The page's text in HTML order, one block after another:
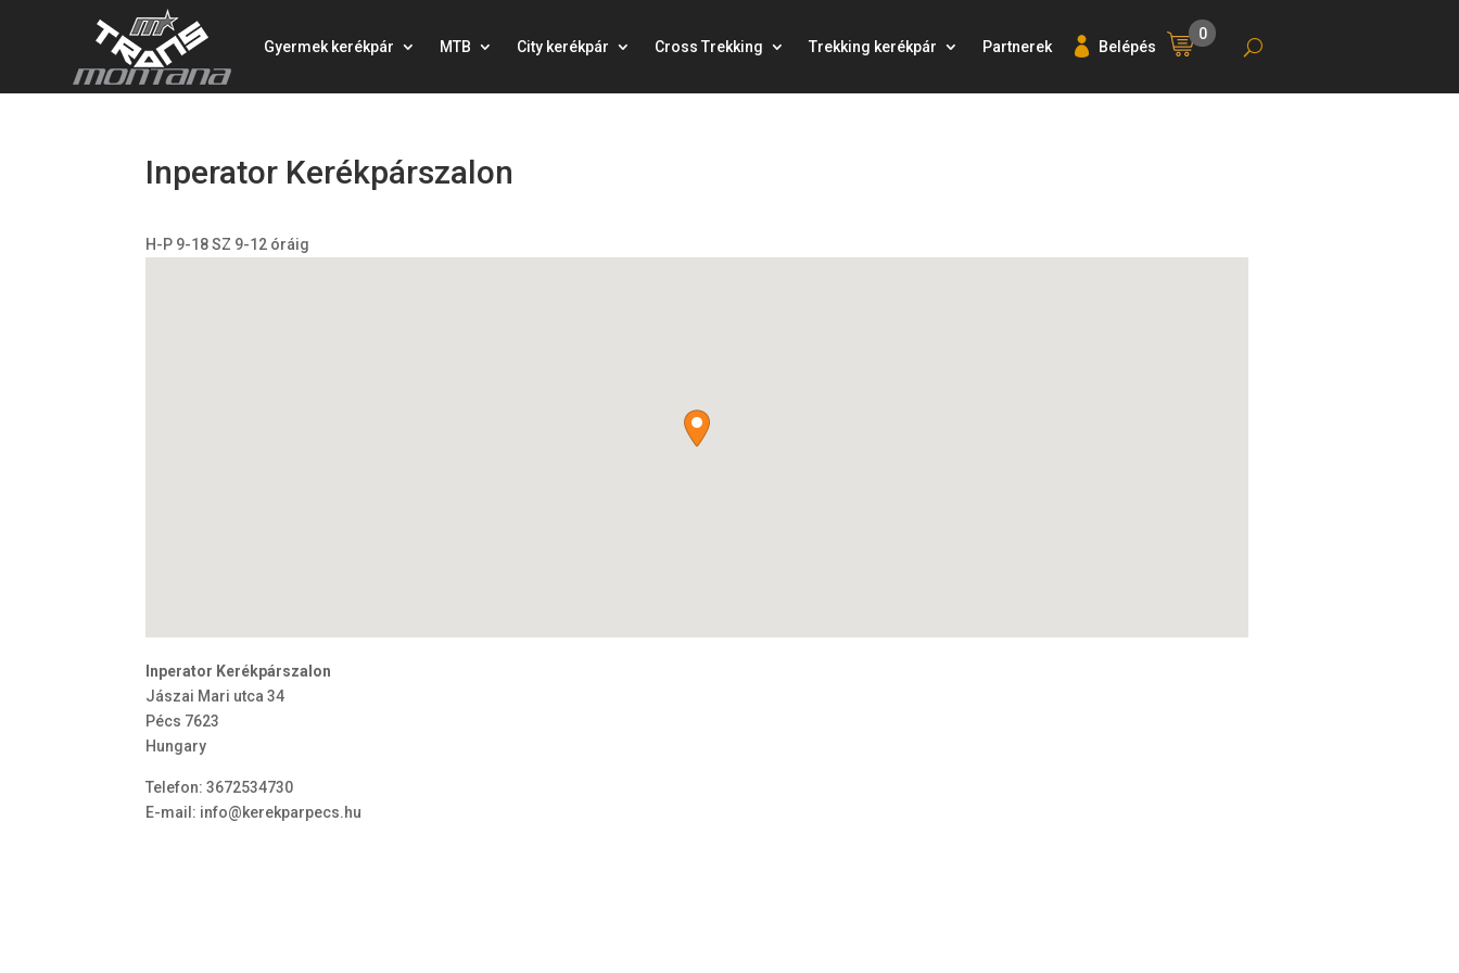
Gyermek kerékpár MTB City kerékpár Cross Trekking Trekking kerékpár Partnerek Belépés
0
Inperator Kerékpárszalon
H-P 9-18 SZ 9-12 óráig
Inperator Kerékpárszalon
Jászai Mari utca 34
Pécs 7623
Hungary
Telefon:3672534730
E-mail: info@kerekparpecs.hu